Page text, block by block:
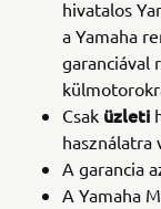
hivatalos
a Yamaha
garanciával
Csak üzleti
használatra
A garancia
A Yamaha